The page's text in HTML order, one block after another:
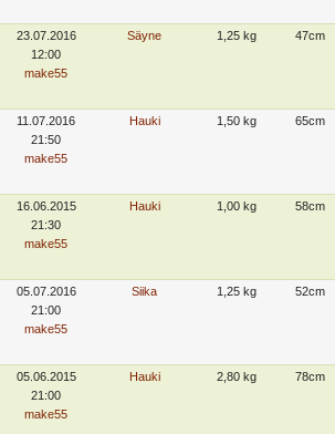
23.07.2016
12:00
make55
Säyne 1,25 kg 47cm
11.07.2016
21:50
make55
Hauki 1,50 kg 65cm
16.06.2015
21:30
make55
Hauki 1,00 kg 58cm
05.07.2016
21:00
make55
Siika 1,25 kg 52cm
05.06.2015
21:00
make55
Hauki 2,80 kg 78cm